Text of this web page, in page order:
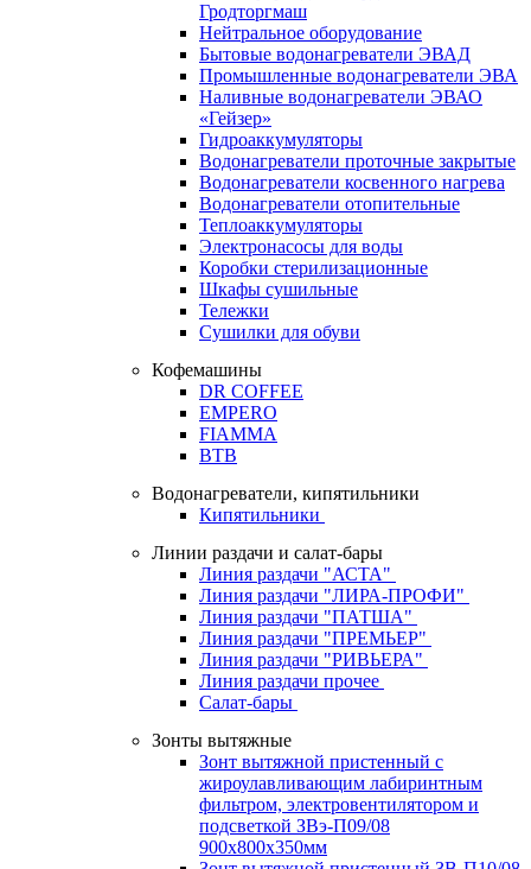
Гродторгмаш
Нейтральное оборудование
Бытовые водонагреватели ЭВАД
Промышленные водонагреватели ЭВА
Наливные водонагреватели ЭВАО
«Гейзер»
Гидроаккумуляторы
Водонагреватели проточные закрытые
Водонагреватели косвенного нагрева
Водонагреватели отопительные
Теплоаккумуляторы
Электронасосы для воды
Коробки стерилизационные
Шкафы сушильные
Тележки
Сушилки для обуви
Кофемашины
DR COFFEE
EMPERO
FIAMMA
BTB
Водонагреватели, кипятильники
Кипятильники
Линии раздачи и салат-бары
Линия раздачи "АСТА"
Линия раздачи "ЛИРА-ПРОФИ"
Линия раздачи "ПАТША"
Линия раздачи "ПРЕМЬЕР"
Линия раздачи "РИВЬЕРА"
Линия раздачи прочее
Салат-бары
Зонты вытяжные
Зонт вытяжной пристенный с
жироулавливающим лабиринтным
фильтром, электровентилятором и
подсветкой ЗВэ-П09/08
900х800х350мм